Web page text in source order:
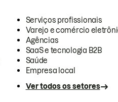
Serviços profissionais
Varejo e comércio
Agências
SaaS e tecnologia B2B
Saúde
Empresa local
Ver todos os setores